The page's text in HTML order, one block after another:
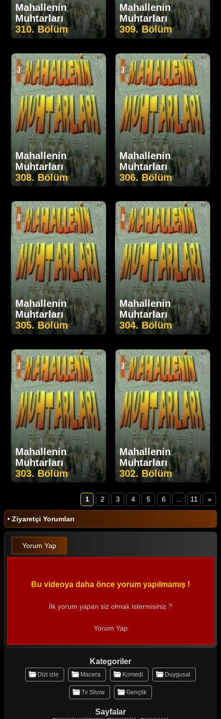
Mahallenin
Muhtarları
310. Bölüm
Mahallenin
Muhtarları
309. Bölüm
Mahallenin
Muhtarları
308. Bölüm
Mahallenin
Muhtarları
306. Bölüm
Mahallenin
Muhtarları
305. Bölüm
Mahallenin
Muhtarları
304. Bölüm
Mahallenin
Muhtarları
303. Bölüm
Mahallenin
Muhtarları
302. Bölüm
1 2 3 4 5 6 ... 11 »
• Ziyaretçi Yorumları
Yorum Yap
Bu videoya daha önce yorum yapılmamış !
İlk yorum yapan siz olmak istermisiniz ?
Yorum Yap
Kategoriler
Dizi izle Macera Komedi Duygusal
Tv Show Gençlik
Sayfalar